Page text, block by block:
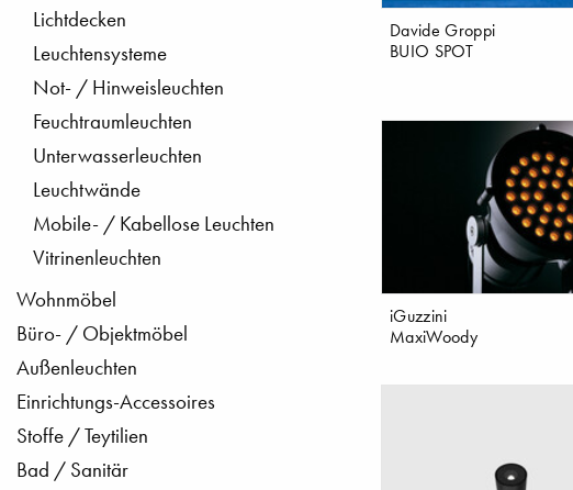
Lichtdecken
Leuchtensysteme
Not- / Hinweisleuchten
Feuchtraumleuchten
Unterwasserleuchten
Leuchtwände
Mobile- / Kabellose Leuchten
Vitrinenleuchten
Wohnmöbel
Büro- / Objektmöbel
Außenleuchten
Einrichtungs-Accessoires
Stoffe / Teytilien
Bad / Sanitär
Davide Groppi
BUIO SPOT
iGuzzini
MaxiWoody